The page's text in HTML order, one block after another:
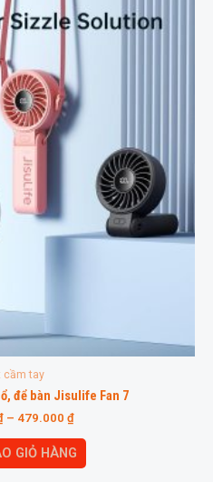
cầm tay
để bàn Jisulife Fan 7
– 479.000 ₫
GIỎ HÀNG